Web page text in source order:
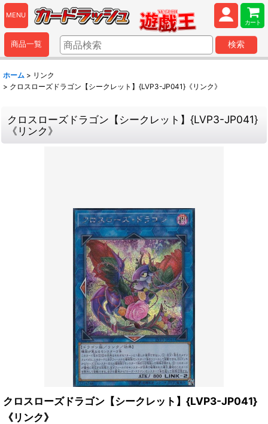
MENU
カート
商品一覧 検索
ホーム > リンク
> クロスローズドラゴン【シークレット】{LVP3-JP041}《リンク》
クロスローズドラゴン【シークレット】{LVP3-JP041}
《リンク》
クロスローズドラゴン【シークレット】{LVP3-JP041}
《リンク》